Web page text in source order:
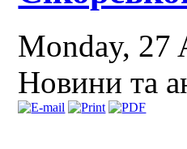
Monday,
Новини та